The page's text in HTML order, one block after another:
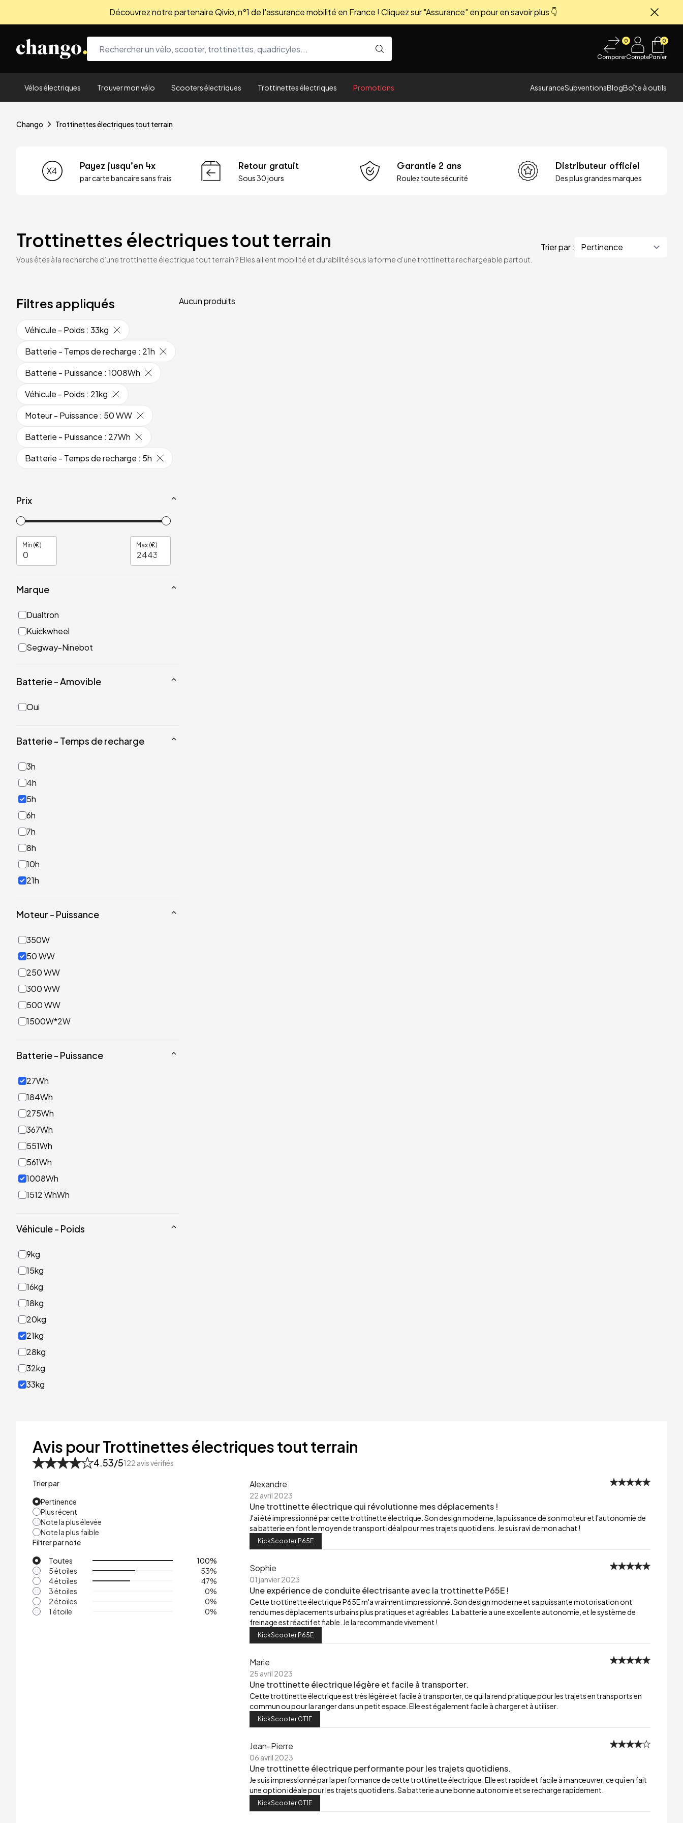
Découvrez notre partenaire Qivio, n°1 de l'assurance mobilité en France ! Cliquez sur "Assurance" en pour en savoir plus 👇
0
ComparerCompte
0
Panier
Vélos électriques Trouver mon vélo Scooters électriques Trottinettes électriques Promotions AssuranceSubventionsBlogBoîte à outils
Chango Trottinettes électriques tout terrain
Payez jusqu'en 4x
par carte bancaire sans frais
Retour gratuit
Sous 30 jours
Garantie 2 ans
Roulez toute sécurité
Distributeur officiel
Des plus grandes marques
Trottinettes électriques tout terrain
Vous êtes à la recherche d’une trottinette électrique tout terrain ? Elles allient mobilité et durabilité sous la forme d’une trottinette rechargeable partout.
Trier par :
Filtres appliqués
Véhicule - Poids : 33kg
Batterie - Temps de recharge : 21h
Batterie - Puissance : 1008Wh
Véhicule - Poids : 21kg
Moteur - Puissance : 50 WW
Batterie - Puissance : 27Wh
Batterie - Temps de recharge : 5h
Prix
Min (€) Max (€)
Marque
Dualtron
Kuickwheel
Segway-Ninebot
Batterie - Amovible
Oui
Batterie - Temps de recharge
3h
4h
5h
6h
7h
8h
10h
21h
Moteur - Puissance
350W
50 WW
250 WW
300 WW
500 WW
1500W*2W
Batterie - Puissance
27Wh
184Wh
275Wh
367Wh
551Wh
561Wh
1008Wh
1512 WhWh
Véhicule - Poids
9kg
15kg
16kg
18kg
20kg
21kg
28kg
32kg
33kg
53kg
Aucun produits
Avis pour Trottinettes électriques tout terrain
4.53/5122 avis vérifiés
Trier par
Pertinence
Plus récent
Note la plus élevée
Note la plus faible
Filtrer par note
Toutes
100%
5 étoiles
53%
4 étoiles
47%
3 étoiles
0%
2 étoiles
0%
1 étoile
0%
Alexandre
22 avril 2023
Une trottinette électrique qui révolutionne mes déplacements !
J'ai été impressionné par cette trottinette électrique. Son design moderne, la puissance de son moteur et l'autonomie de
sa batterie en font le moyen de transport idéal pour mes trajets quotidiens. Je suis ravi de mon achat !
KickScooter P65E
Sophie
01 janvier 2023
Une expérience de conduite électrisante avec la trottinette P65E !
Cette trottinette électrique P65E m'a vraiment impressionné. Son design moderne et sa puissante motorisation ont
rendu mes déplacements urbains plus pratiques et agréables. La batterie a une excellente autonomie, et le système de
freinage est réactif et fiable. Je la recommande vivement !
KickScooter P65E
Marie
25 avril 2023
Une trottinette électrique légère et facile à transporter.
Cette trottinette électrique est très légère et facile à transporter, ce qui la rend pratique pour les trajets en transports en
commun ou pour la ranger dans un petit espace. Elle est également facile à charger et à utiliser.
KickScooter GT1E
Jean-Pierre
06 avril 2023
Une trottinette électrique performante pour les trajets quotidiens.
Je suis impressionné par la performance de cette trottinette électrique. Elle est rapide et facile à manœuvrer, ce qui en fait
une option idéale pour les trajets quotidiens. Sa batterie a une bonne autonomie et se recharge rapidement.
KickScooter GT1E